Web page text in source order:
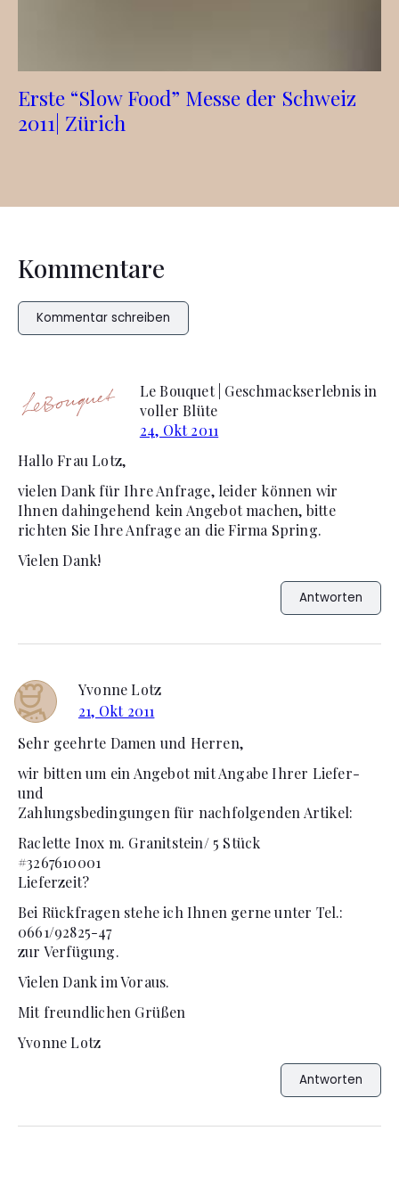
Erste “Slow Food” Messe der Schweiz
2011| Zürich
Kommentare
Kommentar schreiben
Le Bouquet | Geschmackserlebnis in
voller Blüte
24, Okt 2011
Hallo Frau Lotz,
vielen Dank für Ihre Anfrage, leider können wir
Ihnen dahingehend kein Angebot machen, bitte
richten Sie Ihre Anfrage an die Firma Spring.
Vielen Dank!
Antworten
Yvonne Lotz
21, Okt 2011
Sehr geehrte Damen und Herren,
wir bitten um ein Angebot mit Angabe Ihrer Liefer-
und
Zahlungsbedingungen für nachfolgenden Artikel:
Raclette Inox m. Granitstein/ 5 Stück
#3267610001
Lieferzeit?
Bei Rückfragen stehe ich Ihnen gerne unter Tel.:
0661/92825-47
zur Verfügung.
Vielen Dank im Voraus.
Mit freundlichen Grüßen
Yvonne Lotz
Antworten